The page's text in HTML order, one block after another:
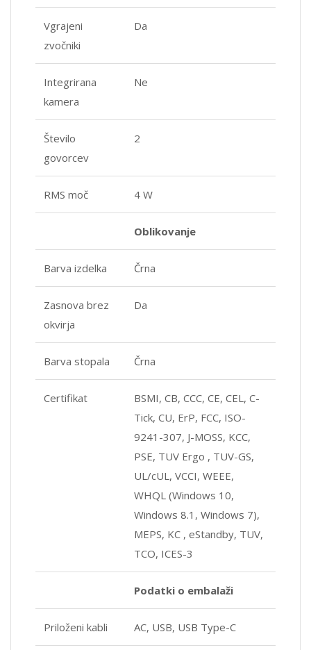
Vgrajeni
zvočniki
Da
Integrirana
kamera
Ne
Število
govorcev
2
RMS moč 4 W
Oblikovanje
Barva izdelka Črna
Zasnova brez
okvirja
Da
Barva stopala Črna
Certifikat
BSMI, CB, CCC, CE, CEL, C-
Tick, CU, ErP, FCC, ISO-
9241-307, J-MOSS, KCC,
PSE, TUV Ergo , TUV-GS,
UL/cUL, VCCI, WEEE,
WHQL (Windows 10,
Windows 8.1, Windows 7),
MEPS, KC , eStandby, TUV,
TCO, ICES-3
Podatki o embalaži
Priloženi kabli AC, USB, USB Type-C